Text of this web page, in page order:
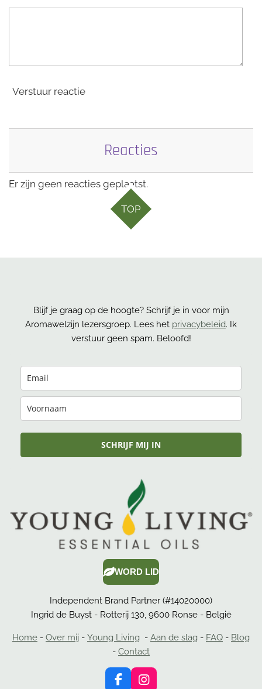
Verstuur reactie
Reacties
Er zijn geen reacties geplaatst.
TOP
Blijf je graag op de hoogte? Schrijf je in voor mijn
Aromawelzijn lezersgroep. Lees het privacybeleid. Ik
verstuur geen spam. Beloofd!
SCHRIJF MIJ IN
WORD LID
Independent Brand Partner (#14020000)
Ingrid de Buyst - Rotterij 130, 9600 Ronse - België
Home - Over mij - Young Living - Aan de slag - FAQ - Blog
- Contact
F I